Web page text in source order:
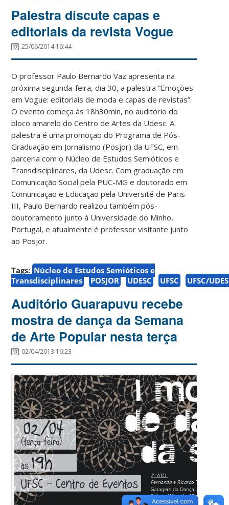
Palestra discute capas e
editoriais da revista Vogue
25/06/2014 16:44
O professor Paulo Bernardo Vaz apresenta na
próxima segunda-feira, dia 30, a palestra “Emoções
em Vogue: editoriais de moda e capas de revistas”.
O evento começa às 18h30min, no auditório do
bloco amarelo do Centro de Artes da Udesc. A
palestra é uma promoção do Programa de Pós-
Graduação em Jornalismo (Posjor) da UFSC, em
parceria com o Núcleo de Estudos Semióticos e
Transdisciplinares, da Udesc. Com graduação em
Comunicação Social pela PUC-MG e doutorado em
Comunicação e Educação pela Université de Paris
III, Paulo Bernardo realizou também pós-
doutoramento junto à Universidade do Minho,
Portugal, e atualmente é professor visitante junto
ao Posjor.
Tags: Núcleo de Estudos Semióticos e
Transdisciplinares
POSJOR UDESC UFSC UFSC/
Auditório Guarapuvu recebe
mostra de dança da Semana
de Arte Popular nesta terça
02/04/2013 16:23